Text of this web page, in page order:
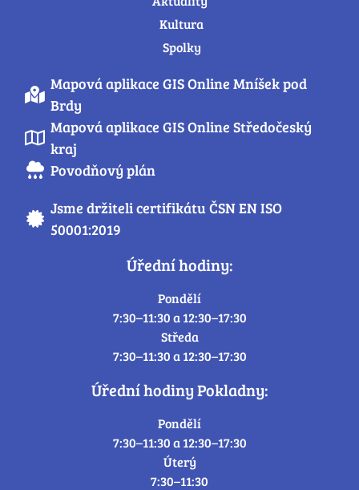
Kultura
Spolky
Mapová aplikace GIS Online Mníšek pod
Brdy
Mapová aplikace GIS Online Středočeský
kraj
Povodňový plán
Jsme držiteli certifikátu ČSN EN ISO
50001:2019
Úřední hodiny:
Pondělí
7:30–11:30 a 12:30–17:30
Středa
7:30–11:30 a 12:30–17:30
Úřední hodiny Pokladny:
Pondělí
7:30–11:30 a 12:30–17:30
Úterý
7:30–11:30